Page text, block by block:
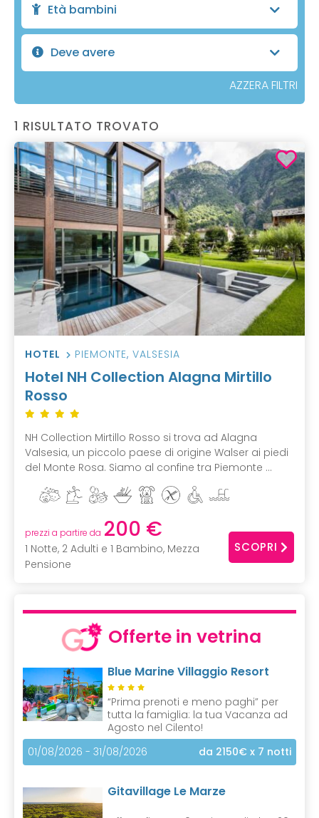
Età bambini
Deve avere
AZZERA FILTRI
1 RISULTATO TROVATO
HOTEL PIEMONTE, VALSESIA
Hotel NH Collection Alagna Mirtillo
Rosso
NH Collection Mirtillo Rosso si trova ad Alagna
Valsesia, un piccolo paese di origine Walser ai piedi
del Monte Rosa. Siamo al confine tra Piemonte ...
prezzi a partire da 200 €
1 Notte, 2 Adulti e 1 Bambino, Mezza
Pensione
SCOPRI
Offerte in vetrina
Blue Marine Villaggio Resort
“Prima prenoti e meno paghi” per
tutta la famiglia: la tua Vacanza ad
Agosto nel Cilento!
01/08/2026 - 31/08/2026
da 2150€ x 7 notti
Gitavillage Le Marze